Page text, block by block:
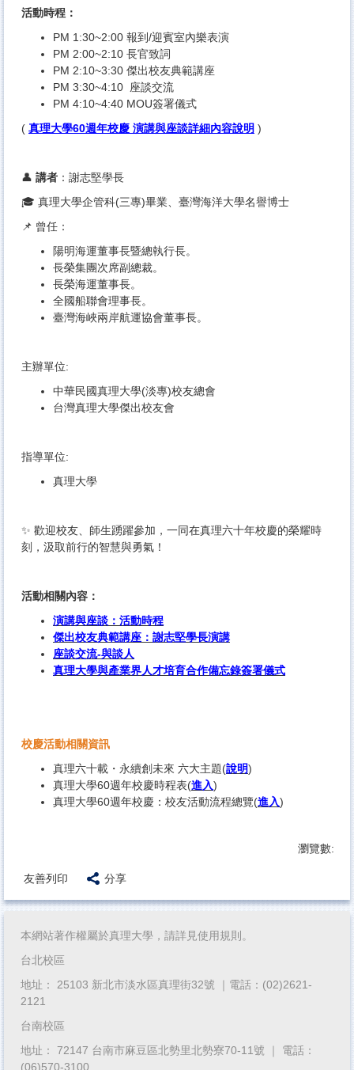
活動時程：
PM 1:30~2:00 報到/迎賓室內樂表演
PM 2:00~2:10 長官致詞
PM 2:10~3:30 傑出校友典範講座
PM 3:30~4:10 座談交流
PM 4:10~4:40 MOU簽署儀式
( 真理大學60週年校慶 演講與座談詳細內容說明 )
👤 講者 ：謝志堅學長
🎓 真理大學企管科(三專)畢業、臺灣海洋大學名譽博士
📌 曾任：
陽明海運董事長暨總執行長。
長榮集團次席副總裁。
長榮海運董事長。
全國船聯會理事長。
臺灣海峽兩岸航運協會董事長。
主辦單位:
中華民國真理大學(淡專)校友總會
台灣真理大學傑出校友會
指導單位:
真理大學
✨ 歡迎校友、師生踴躍參加，一同在真理六十年校慶的榮耀時
刻，汲取前行的智慧與勇氣！
活動相關內容：
演講與座談：活動時程
傑出校友典範講座：謝志堅學長演講
座談交流-與談人
真理大學與產業界人才培育合作備忘錄簽署儀式
校慶活動相關資訊
真理六十載・永續創未來 六大主題(說明)
真理大學60週年校慶時程表(進入)
真理大學60週年校慶：校友活動流程總覽(進入)
瀏覽數:
友善列印 分享
本網站著作權屬於真理大學，請詳見使用規則。
台北校區
地址： 25103 新北市淡水區真理街32號 ｜電話：(02)2621-
2121
台南校區
地址： 72147 台南市麻豆區北勢里北勢寮70-11號 ｜ 電話：
(06)570-3100